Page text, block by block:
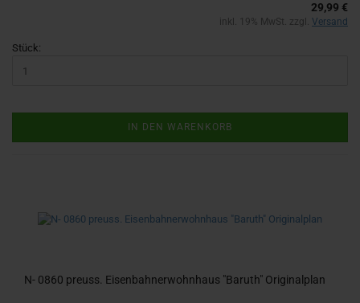
29,99 €
inkl. 19% MwSt. zzgl. Versand
Stück:
IN DEN WARENKORB
N- 0860 preuss. Ei­sen­bah­ner­wohn­haus "Ba­ruth" Ori­gi­nal­plan